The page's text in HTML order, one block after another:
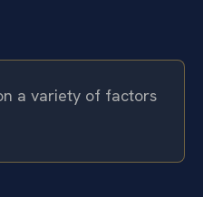
a variety of factors